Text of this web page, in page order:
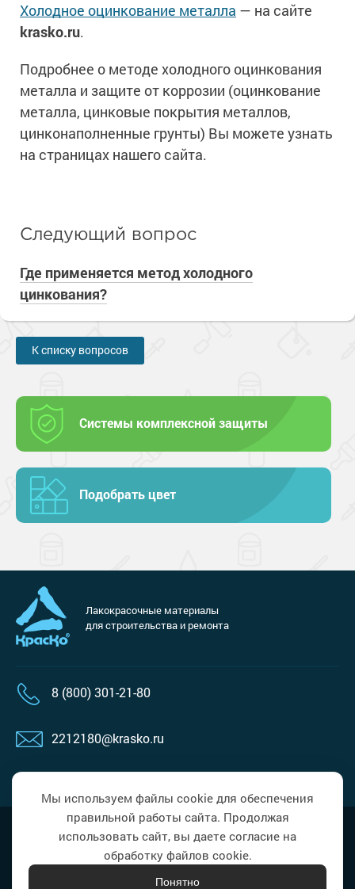
Холодное оцинкование металла — на сайте
krasko.ru.
Подробнее о методе холодного оцинкования
металла и защите от коррозии (оцинкование
металла, цинковые покрытия металлов,
цинконаполненные грунты) Вы можете узнать
на страницах нашего сайта.
Следующий вопрос
Где применяется метод холодного
цинкования?
К списку вопросов
Системы комплексной защиты
Подобрать цвет
Лакокрасочные материалы
для строительства и ремонта
8 (800) 301-21-80
2212180@krasko.ru
Политика в области обработки
персональных данных
Мы используем файлы cookie для обеспечения
правильной работы сайта. Продолжая
использовать сайт, вы даете согласие на
обработку файлов cookie.
Понятно